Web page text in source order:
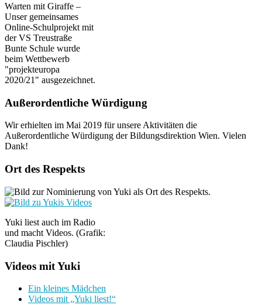
Warten mit Giraffe –
Unser gemeinsames
Online-Schulprojekt mit
der VS Treustraße
Bunte Schule wurde
beim Wettbewerb
"projekteuropa
2020/21" ausgezeichnet.
Außerordentliche Würdigung
Wir erhielten im Mai 2019 für unsere Aktivitäten die
Außerordentliche Würdigung der Bildungsdirektion Wien. Vielen
Dank!
Ort des Respekts
Yuki liest auch im Radio
und macht Videos. (Grafik:
Claudia Pischler)
Videos mit Yuki
Ein kleines Mädchen
Videos mit „Yuki liest!“